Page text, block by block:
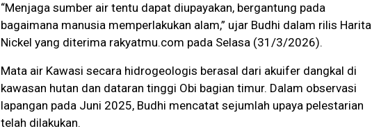
“Menjaga sumber air tentu dapat diupayakan, bergantung pada
bagaimana manusia memperlakukan alam,” ujar Budhi dalam rilis Harita
Nickel yang diterima rakyatmu.com pada Selasa (31/3/2026).
Mata air Kawasi secara hidrogeologis berasal dari akuifer dangkal di
kawasan hutan dan dataran tinggi Obi bagian timur. Dalam observasi
lapangan pada Juni 2025, Budhi mencatat sejumlah upaya pelestarian
telah dilakukan.